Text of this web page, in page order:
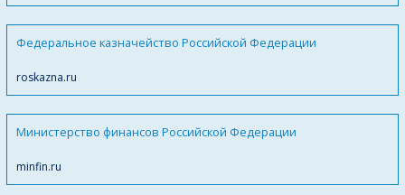
Федеральное казначейство Российской Федерации
roskazna.ru
Министерство финансов Российской Федерации
minfin.ru